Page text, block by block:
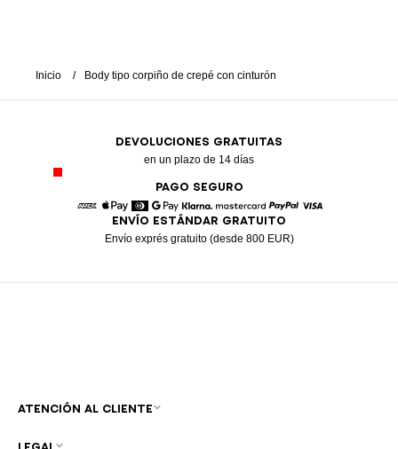
Inicio Body tipo corpiño de crepé con cinturón
DEVOLUCIONES GRATUITAS
en un plazo de 14 días
PAGO SEGURO
American Express
Apple Pay
DinersGoogle Pay
Klarna MastercardPaypal
ENVÍO ESTÁNDAR GRATUITO
Envío exprés gratuito (desde 800 EUR)
ATENCIÓN AL CLIENTE